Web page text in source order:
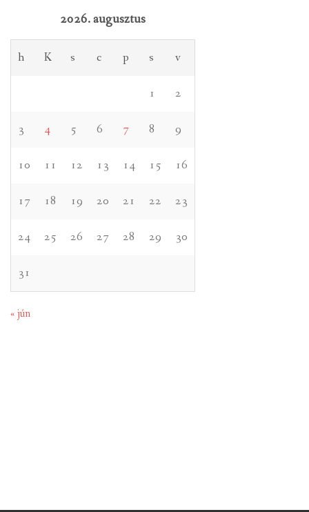
2026. augusztus
h K s c p s v
1 2
3 4 5 6 7 8 9
10 11 12 13 14 15 16
17 18 19 20 21 22 23
24 25 26 27 28 29 30
31
« jún